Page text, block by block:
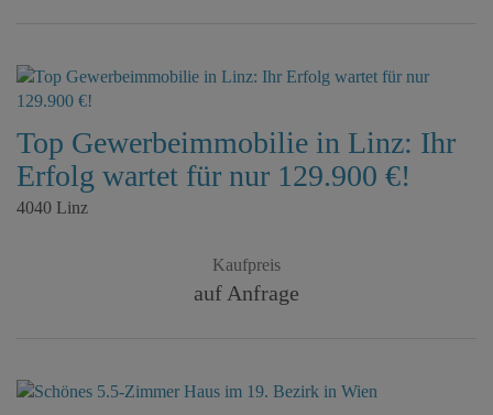
Top Gewerbeimmobilie in Linz: Ihr
Erfolg wartet für nur 129.900 €!
4040 Linz
Kaufpreis
auf Anfrage